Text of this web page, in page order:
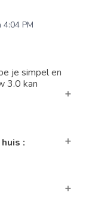
4:04 PM
je simpel en
3.0 kan
: